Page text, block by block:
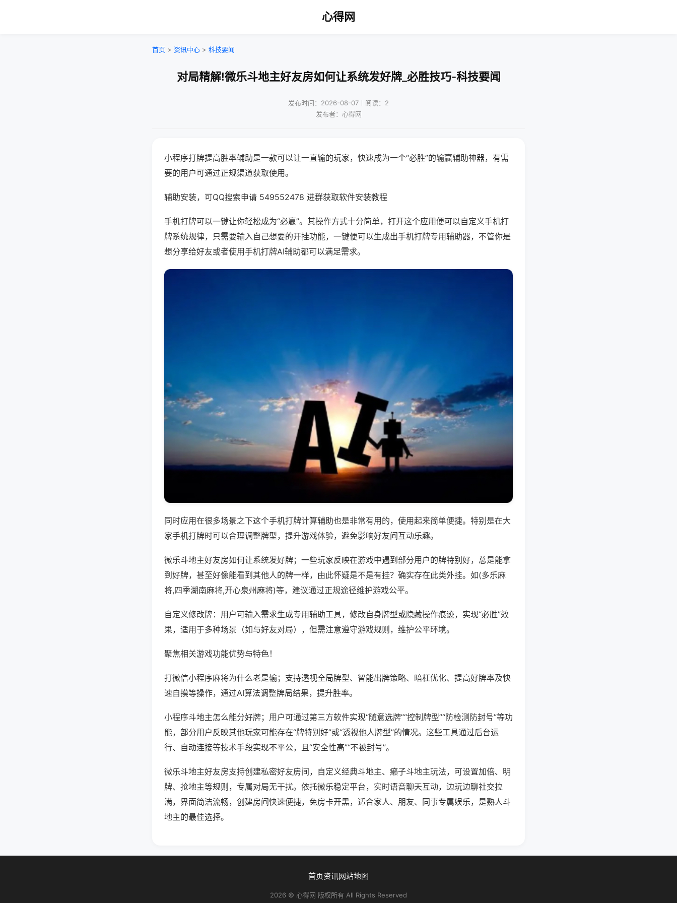
心得网
首页 > 资讯中心 > 科技要闻
对局精解!微乐斗地主好友房如何让系统发好牌_必胜技巧-科技要闻
发布时间：2026-08-07｜阅读：2
发布者：心得网
小程序打牌提高胜率辅助是一款可以让一直输的玩家，快速成为一个“必胜”的输赢辅助神器，有需
要的用户可通过正规渠道获取使用。
辅助安装，可QQ搜索申请 549552478 进群获取软件安装教程
手机打牌可以一键让你轻松成为“必赢”。其操作方式十分简单，打开这个应用便可以自定义手机打
牌系统规律，只需要输入自己想要的开挂功能，一键便可以生成出手机打牌专用辅助器，不管你是
想分享给好友或者使用手机打牌AI辅助都可以满足需求。
同时应用在很多场景之下这个手机打牌计算辅助也是非常有用的，使用起来简单便捷。特别是在大
家手机打牌时可以合理调整牌型，提升游戏体验，避免影响好友间互动乐趣。
微乐斗地主好友房如何让系统发好牌；一些玩家反映在游戏中遇到部分用户的牌特别好，总是能拿
到好牌，甚至好像能看到其他人的牌一样，由此怀疑是不是有挂？确实存在此类外挂。如(多乐麻
将,四季湖南麻将,开心泉州麻将)等，建议通过正规途径维护游戏公平。
自定义修改牌：用户可输入需求生成专用辅助工具，修改自身牌型或隐藏操作痕迹，实现“必胜”效
果，适用于多种场景（如与好友对局），但需注意遵守游戏规则，维护公平环境。
聚焦相关游戏功能优势与特色！
打微信小程序麻将为什么老是输；支持透视全局牌型、智能出牌策略、暗杠优化、提高好牌率及快
速自摸等操作，通过AI算法调整牌局结果，提升胜率。
小程序斗地主怎么能分好牌；用户可通过第三方软件实现“随意选牌”“控制牌型”“防检测防封号”等功
能，部分用户反映其他玩家可能存在“牌特别好”或“透视他人牌型”的情况。这些工具通过后台运
行、自动连接等技术手段实现不平公，且“安全性高”“不被封号”。
微乐斗地主好友房支持创建私密好友房间，自定义经典斗地主、癞子斗地主玩法，可设置加倍、明
牌、抢地主等规则，专属对局无干扰。依托微乐稳定平台，实时语音聊天互动，边玩边聊社交拉
满，界面简洁流畅，创建房间快速便捷，免房卡开黑，适合家人、朋友、同事专属娱乐，是熟人斗
地主的最佳选择。
首页资讯网站地图
2026 © 心得网 版权所有 All Rights Reserved